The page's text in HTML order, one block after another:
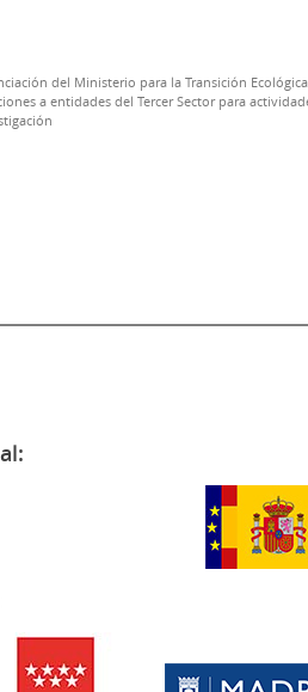
del Ministerio para la Transición
a entidades del Tercer Sector para